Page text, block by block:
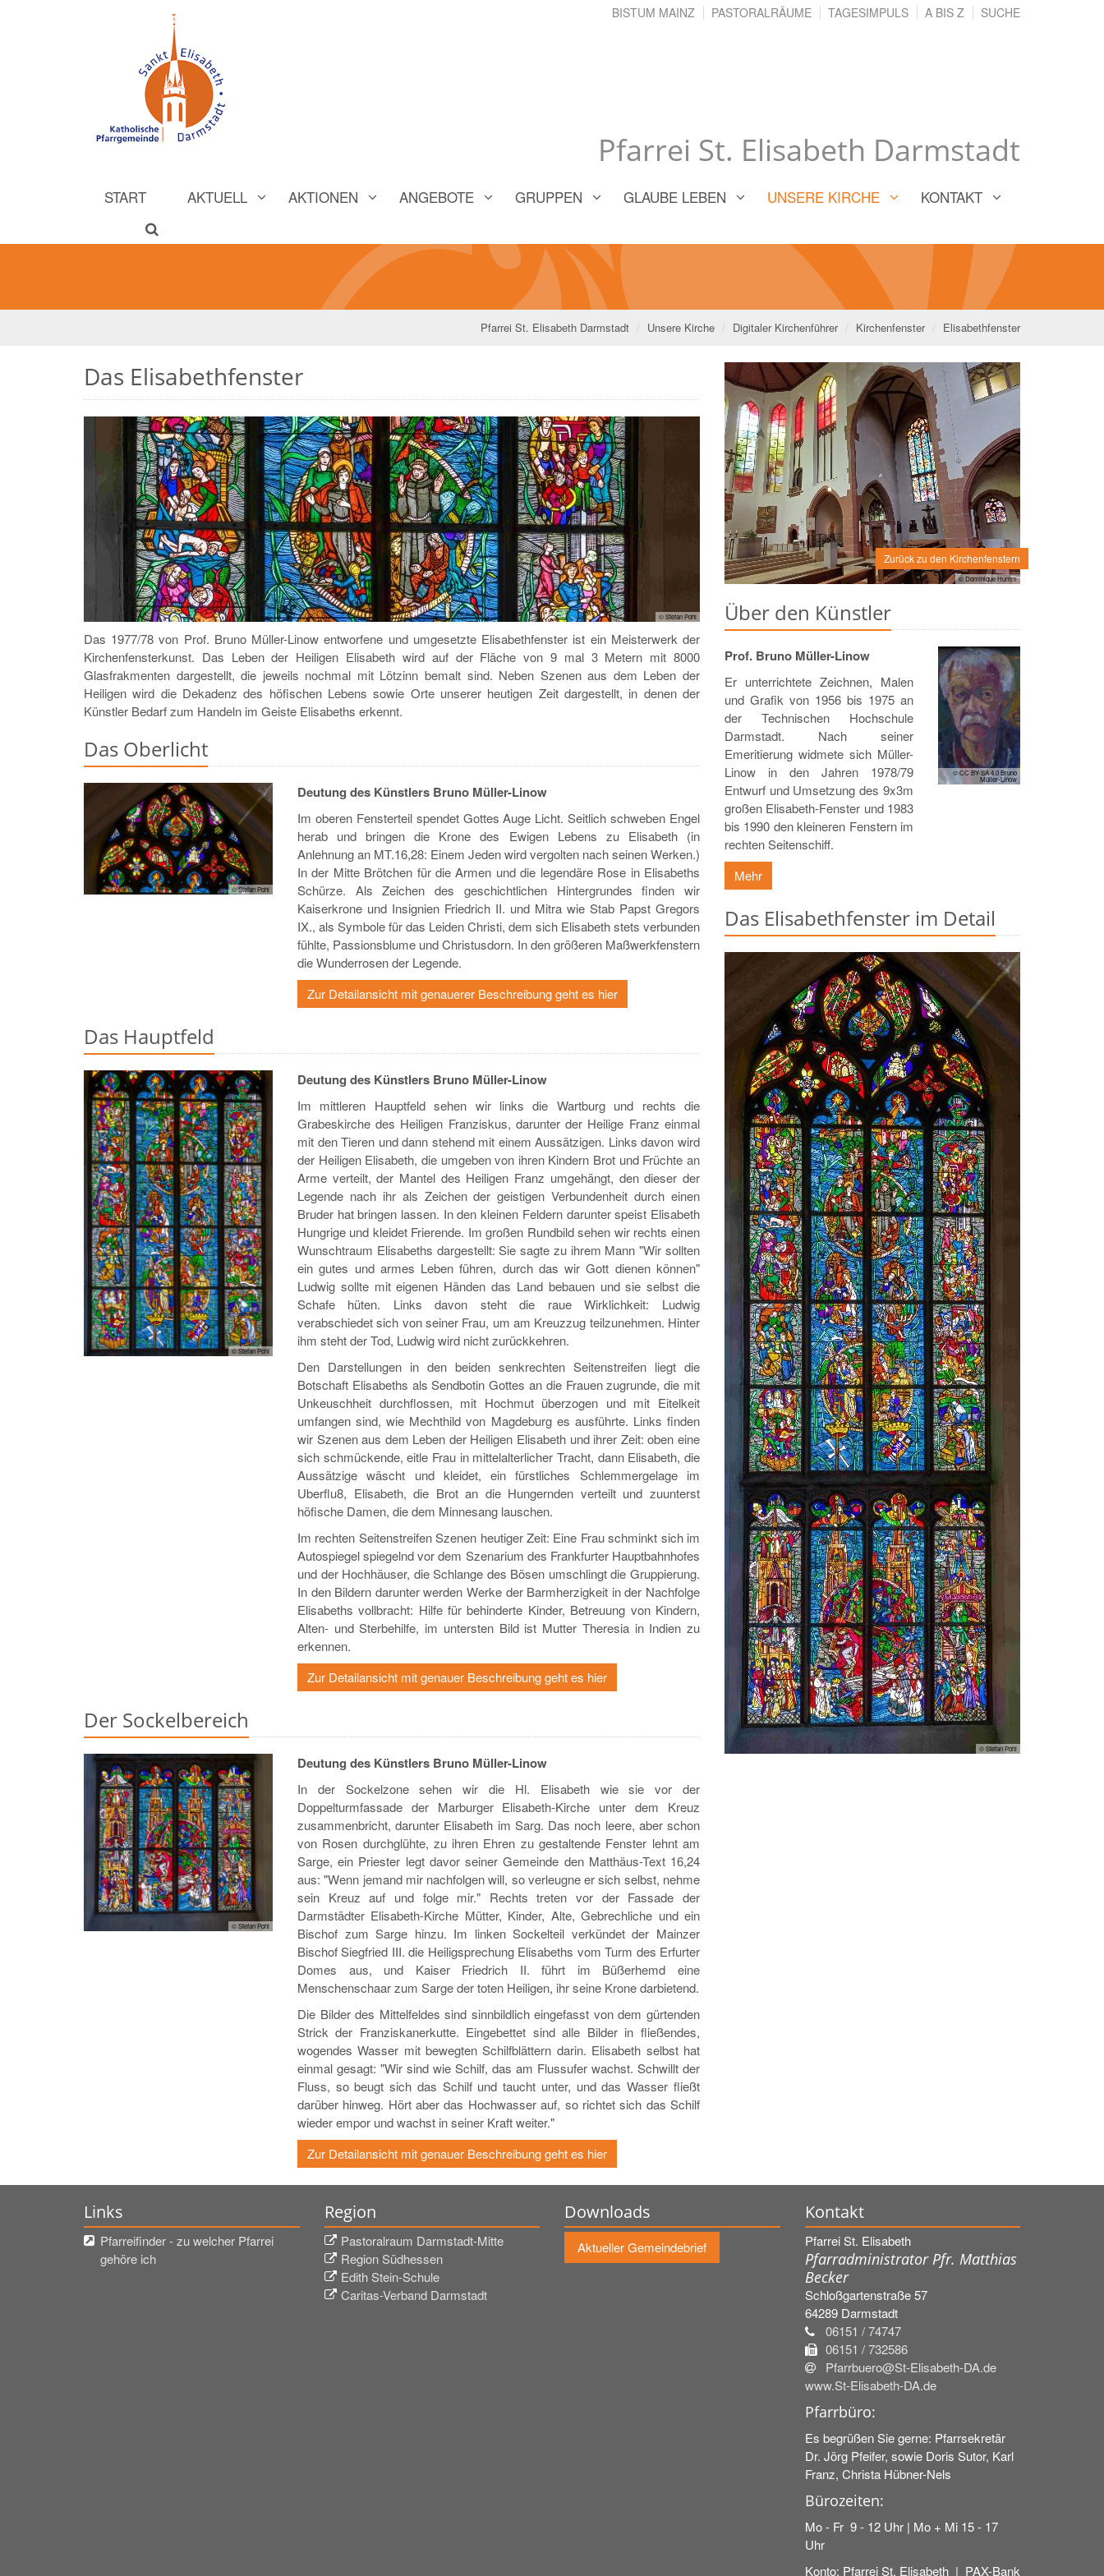
Pfarrei St. Elisabeth Darmstadt
BISTUM MAINZ PASTORALRÄUME TAGESIMPULS A BIS Z SUCHE
START AKTUELL AKTIONEN ANGEBOTE GRUPPEN GLAUBE LEBEN UNSERE KIRCHE KONTAKT
Pfarrei St. Elisabeth Darmstadt Unsere Kirche Digitaler Kirchenführer Kirchenfenster Elisabethfenster
Das Elisabethfenster
© Stefan Pohl
Das 1977/78 von Prof. Bruno Müller-Linow entworfene und umgesetzte Elisabethfenster ist ein Meisterwerk der
Kirchenfensterkunst. Das Leben der Heiligen Elisabeth wird auf der Fläche von 9 mal 3 Metern mit 8000
Glasfrakmenten dargestellt, die jeweils nochmal mit Lötzinn bemalt sind. Neben Szenen aus dem Leben der
Heiligen wird die Dekadenz des höfischen Lebens sowie Orte unserer heutigen Zeit dargestellt, in denen der
Künstler Bedarf zum Handeln im Geiste Elisabeths erkennt.
Das Oberlicht
© Stefan Pohl
Deutung des Künstlers Bruno Müller-Linow
Im oberen Fensterteil spendet Gottes Auge Licht. Seitlich schweben Engel
herab und bringen die Krone des Ewigen Lebens zu Elisabeth (in
Anlehnung an MT.16,28: Einem Jeden wird vergolten nach seinen Werken.)
In der Mitte Brötchen für die Armen und die legendäre Rose in Elisabeths
Schürze. Als Zeichen des geschichtlichen Hintergrundes finden wir
Kaiserkrone und Insignien Friedrich II. und Mitra wie Stab Papst Gregors
IX., als Symbole für das Leiden Christi, dem sich Elisabeth stets verbunden
fühlte, Passionsblume und Christusdorn. In den größeren Maßwerkfenstern
die Wunderrosen der Legende.
Zur Detailansicht mit genauerer Beschreibung geht es hier
Das Hauptfeld
© Stefan Pohl
Deutung des Künstlers Bruno Müller-Linow
Im mittleren Hauptfeld sehen wir links die Wartburg und rechts die
Grabeskirche des Heiligen Franziskus, darunter der Heilige Franz einmal
mit den Tieren und dann stehend mit einem Aussätzigen. Links davon wird
der Heiligen Elisabeth, die umgeben von ihren Kindern Brot und Früchte an
Arme verteilt, der Mantel des Heiligen Franz umgehängt, den dieser der
Legende nach ihr als Zeichen der geistigen Verbundenheit durch einen
Bruder hat bringen lassen. In den kleinen Feldern darunter speist Elisabeth
Hungrige und kleidet Frierende. Im großen Rundbild sehen wir rechts einen
Wunschtraum Elisabeths dargestellt: Sie sagte zu ihrem Mann "Wir sollten
ein gutes und armes Leben führen, durch das wir Gott dienen können"
Ludwig sollte mit eigenen Händen das Land bebauen und sie selbst die
Schafe hüten. Links davon steht die raue Wirklichkeit: Ludwig
verabschiedet sich von seiner Frau, um am Kreuzzug teilzunehmen. Hinter
ihm steht der Tod, Ludwig wird nicht zurückkehren.
Den Darstellungen in den beiden senkrechten Seitenstreifen liegt die
Botschaft Elisabeths als Sendbotin Gottes an die Frauen zugrunde, die mit
Unkeuschheit durchflossen, mit Hochmut überzogen und mit Eitelkeit
umfangen sind, wie Mechthild von Magdeburg es ausführte. Links finden
wir Szenen aus dem Leben der Heiligen Elisabeth und ihrer Zeit: oben eine
sich schmückende, eitle Frau in mittelalterlicher Tracht, dann Elisabeth, die
Aussätzige wäscht und kleidet, ein fürstliches Schlemmergelage im
Uberflu8, Elisabeth, die Brot an die Hungernden verteilt und zuunterst
höfische Damen, die dem Minnesang lauschen.
Im rechten Seitenstreifen Szenen heutiger Zeit: Eine Frau schminkt sich im
Autospiegel spiegelnd vor dem Szenarium des Frankfurter Hauptbahnhofes
und der Hochhäuser, die Schlange des Bösen umschlingt die Gruppierung.
In den Bildern darunter werden Werke der Barmherzigkeit in der Nachfolge
Elisabeths vollbracht: Hilfe für behinderte Kinder, Betreuung von Kindern,
Alten- und Sterbehilfe, im untersten Bild ist Mutter Theresia in Indien zu
erkennen.
Zur Detailansicht mit genauer Beschreibung geht es hier
Der Sockelbereich
© Stefan Pohl
Deutung des Künstlers Bruno Müller-Linow
In der Sockelzone sehen wir die Hl. Elisabeth wie sie vor der
Doppelturmfassade der Marburger Elisabeth-Kirche unter dem Kreuz
zusammenbricht, darunter Elisabeth im Sarg. Das noch leere, aber schon
von Rosen durchglühte, zu ihren Ehren zu gestaltende Fenster lehnt am
Sarge, ein Priester legt davor seiner Gemeinde den Matthäus-Text 16,24
aus: "Wenn jemand mir nachfolgen will, so verleugne er sich selbst, nehme
sein Kreuz auf und folge mir." Rechts treten vor der Fassade der
Darmstädter Elisabeth-Kirche Mütter, Kinder, Alte, Gebrechliche und ein
Bischof zum Sarge hinzu. Im linken Sockelteil verkündet der Mainzer
Bischof Siegfried III. die Heiligsprechung Elisabeths vom Turm des Erfurter
Domes aus, und Kaiser Friedrich II. führt im Büßerhemd eine
Menschenschaar zum Sarge der toten Heiligen, ihr seine Krone darbietend.
Die Bilder des Mittelfeldes sind sinnbildlich eingefasst von dem gürtenden
Strick der Franziskanerkutte. Eingebettet sind alle Bilder in fließendes,
wogendes Wasser mit bewegten Schilfblättern darin. Elisabeth selbst hat
einmal gesagt: "Wir sind wie Schilf, das am Flussufer wachst. Schwillt der
Fluss, so beugt sich das Schilf und taucht unter, und das Wasser fließt
darüber hinweg. Hört aber das Hochwasser auf, so richtet sich das Schilf
wieder empor und wachst in seiner Kraft weiter."
Zur Detailansicht mit genauer Beschreibung geht es hier
Zurück zu den Kirchenfenstern
© Dominique Humm
Über den Künstler
© CC BY-SA 4.0 Bruno
Müller-Linow
Prof. Bruno Müller-Linow
Er unterrichtete Zeichnen, Malen
und Grafik von 1956 bis 1975 an
der Technischen Hochschule
Darmstadt. Nach seiner
Emeritierung widmete sich Müller-
Linow in den Jahren 1978/79
Entwurf und Umsetzung des 9x3m
großen Elisabeth-Fenster und 1983
bis 1990 den kleineren Fenstern im
rechten Seitenschiff.
Mehr
Das Elisabethfenster im Detail
© Stefan Pohl
Links
Pfarreifinder - zu welcher Pfarrei
gehöre ich
Region
Pastoralraum Darmstadt-Mitte
Region Südhessen
Edith Stein-Schule
Caritas-Verband Darmstadt
Downloads
Aktueller Gemeindebrief
Kontakt
Pfarrei St. Elisabeth
Pfarradministrator Pfr. Matthias
Becker
Schloßgartenstraße 57
64289 Darmstadt
06151 / 74747
06151 / 732586
Pfarrbuero@St-Elisabeth-DA.de
www.St-Elisabeth-DA.de
Pfarrbüro:
Es begrüßen Sie gerne: Pfarrsekretär
Dr. Jörg Pfeifer, sowie Doris Sutor, Karl
Franz, Christa Hübner-Nels
Bürozeiten:
Mo - Fr 9 - 12 Uhr | Mo + Mi 15 - 17
Uhr
Konto: Pfarrei St. Elisabeth | PAX-Bank